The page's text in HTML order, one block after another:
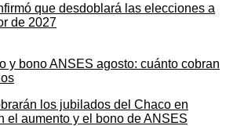
que desdoblará las elecciones a
de 2027
los jubilados del Chaco en
el aumento y el bono de ANSES